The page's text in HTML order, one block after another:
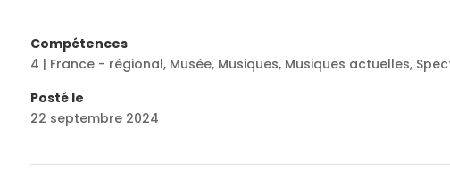
Compétences
4 | France - régional, Musée, Musiques, Musiques actuelles,
Posté le
22 septembre 2024